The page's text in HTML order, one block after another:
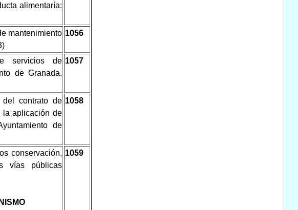
alimentaría:
mantenimiento 1056
servicios de
de Granada.
1057
contrato de
la aplicación de
de
1058
conservación,
vías públicas
1059